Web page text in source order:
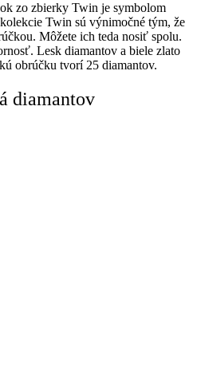
zo zbierky Twin je symbolom
Twin sú výnimočné tým, že
Môžete ich teda nosiť spolu.
Lesk diamantov a biele zlato
obrúčku tvorí 25 diamantov.
diamantov